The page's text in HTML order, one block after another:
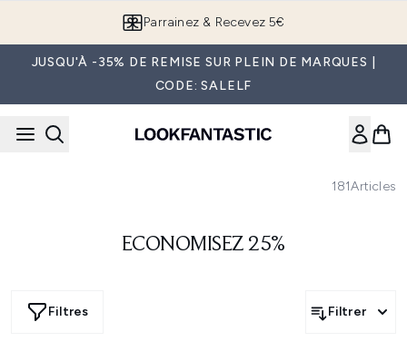
Parrainez & Recevez 5€
JUSQU'À -35% DE REMISE SUR PLEIN DE MARQUES |
CODE: SALELF
181Articles
ECONOMISEZ 25%
Filtres Filtrer